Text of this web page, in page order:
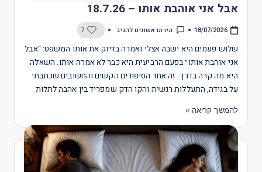
אבל אני אוהבת אותו – 18.7.26
18/07/2026 היו הראשונים להגיב 7
שלוש פעמים היא ישבה אצלי ואמרה בדיוק את אותו המשפט: “אבל
אני אוהבת אותו״ בפעם הרביעית היא כבר לא אמרה אותו. השאלה
היא מה קרה בדרך. זה אחד הסיפורים הקשים והחשובים שכתבתי
על בגידה, התעללות רגשית והקו הדק שמפריד בין אהבה לתלות
להמשך קריאה »